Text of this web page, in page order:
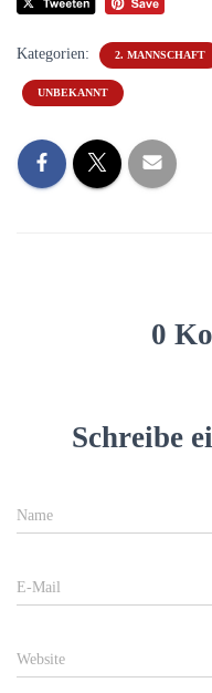
Kategorien: 2. MANNSCHAFT
UNBEKANNT
0
Schreibe
Name
E-Mail
Website